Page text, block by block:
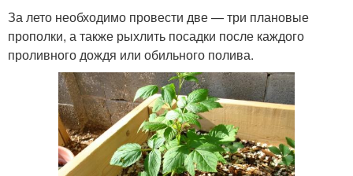
За лето необходимо провести две — три плановые
прополки, а также рыхлить посадки после каждого
проливного дождя или обильного полива.